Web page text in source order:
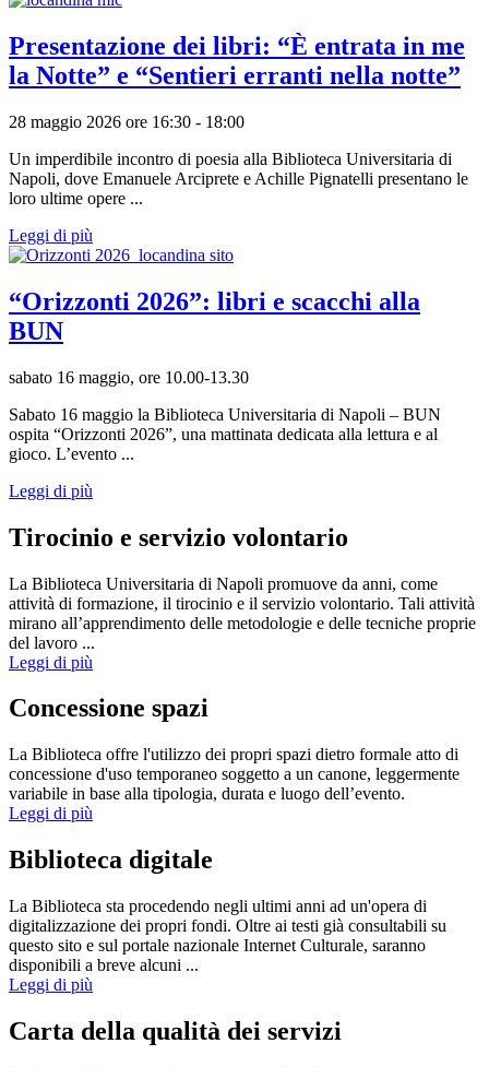
Presentazione dei libri: “È entrata in me
la Notte” e “Sentieri erranti nella notte”
28 maggio 2026 ore 16:30 - 18:00
Un imperdibile incontro di poesia alla Biblioteca Universitaria di
Napoli, dove Emanuele Arciprete e Achille Pignatelli presentano le
loro ultime opere ...
Leggi di più
“Orizzonti 2026”: libri e scacchi alla
BUN
sabato 16 maggio, ore 10.00-13.30
Sabato 16 maggio la Biblioteca Universitaria di Napoli – BUN
ospita “Orizzonti 2026”, una mattinata dedicata alla lettura e al
gioco. L’evento ...
Leggi di più
Tirocinio e servizio volontario
La Biblioteca Universitaria di Napoli promuove da anni, come
attività di formazione, il tirocinio e il servizio volontario. Tali attività
mirano all’apprendimento delle metodologie e delle tecniche proprie
del lavoro ...
Leggi di più
Concessione spazi
La Biblioteca offre l'utilizzo dei propri spazi dietro formale atto di
concessione d'uso temporaneo soggetto a un canone, leggermente
variabile in base alla tipologia, durata e luogo dell’evento.
Leggi di più
Biblioteca digitale
La Biblioteca sta procedendo negli ultimi anni ad un'opera di
digitalizzazione dei propri fondi. Oltre ai testi già consultabili su
questo sito e sul portale nazionale Internet Culturale, saranno
disponibili a breve alcuni ...
Leggi di più
Carta della qualità dei servizi